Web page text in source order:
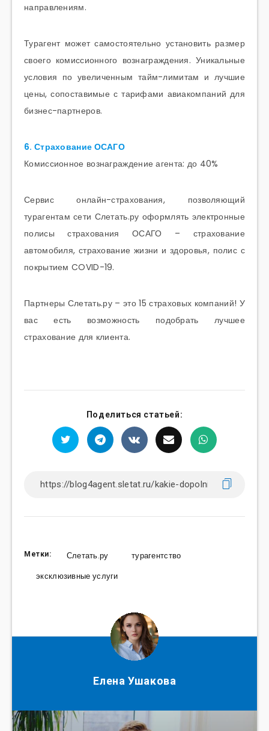
направлениям.
Турагент может самостоятельно установить размер
своего комиссионного вознаграждения. Уникальные
условия по увеличенным тайм-лимитам и лучшие
цены, сопоставимые с тарифами авиакомпаний для
бизнес-партнеров.
6. Страхование ОСАГО
Комиссионное вознаграждение агента: до 40%
Сервис онлайн-страхования, позволяющий
турагентам сети Слетать.ру оформлять электронные
полисы страхования ОСАГО – страхование
автомобиля, страхование жизни и здоровья, полис с
покрытием COVID-19.
Партнеры Слетать.ру – это 15 страховых компаний! У
вас есть возможность подобрать лучшее
страхование для клиента.
Поделиться статьей:
Метки: Слетать.ру
турагентство
эксклюзивные услуги
Елена Ушакова